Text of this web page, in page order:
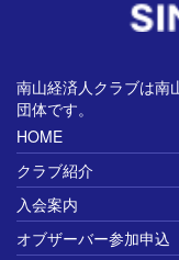
南山経済人クラブは南
団体です。
HOME
クラブ紹介
入会案内
オブザーバー参加申込